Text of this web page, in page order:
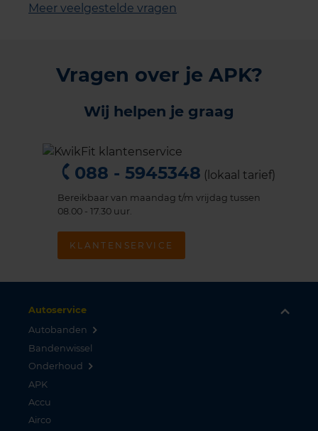
Meer veelgestelde vragen
Vragen over je APK?
Wij helpen je graag
088 - 5945348 (lokaal tarief)
Bereikbaar van maandag t/m vrijdag tussen
08.00 - 17.30 uur.
KLANTENSERVICE
Autoservice
Autobanden
Bandenwissel
Onderhoud
APK
Accu
Airco